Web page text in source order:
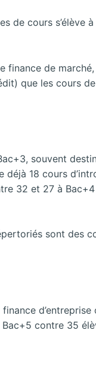
de cours s’élève
finance de
que les cours
souvent
déjà 18 cours
32 et 27 à
sont des
d’entreprise
contre 35